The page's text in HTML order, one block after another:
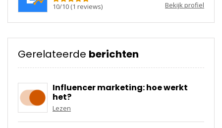
10/10 (1 reviews)
Bekijk profiel
Gerelateerde berichten
Influencer marketing: hoe werkt
het?
Lezen